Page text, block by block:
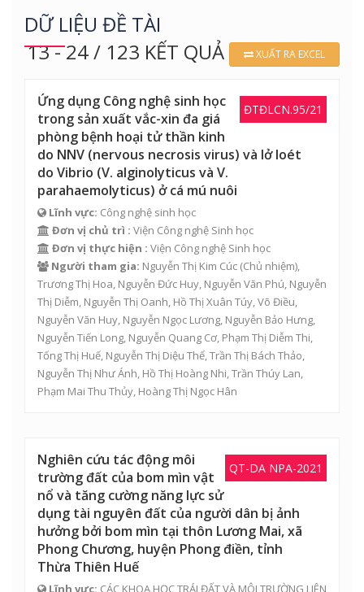
DỮ LIỆU ĐỀ TÀI
13 - 24 / 123 KẾT QUẢ
XUẤT RA EXCEL
ĐTĐLCN.95/21
Ứng dụng Công nghệ sinh học
trong sản xuất vắc-xin đa giá
phòng bệnh hoại tử thần kinh
do NNV (nervous necrosis virus) và lở loét
do Vibrio (V. alginolyticus và V.
parahaemolyticus) ở cá mú nuôi
Lĩnh vực: Công nghệ sinh học
Đơn vị chủ trì : Viện Công nghệ Sinh học
Đơn vị thực hiện : Viện Công nghệ Sinh học
Người tham gia: Nguyễn Thị Kim Cúc (Chủ nhiệm),
Trương Thị Hoa, Nguyễn Đức Huy, Nguyễn Văn Phú, Nguyễn
Thị Diễm, Nguyễn Thị Oanh, Hồ Thị Xuân Túy,Võ Điều,
Nguyễn Văn Huy, Nguyễn Ngọc Lương, Nguyễn Bảo Hưng,
Nguyễn Tiến Long, Nguyễn Quang Cơ, Phạm Thị Diễm Thi,
Tống Thị Huế, Nguyễn Thị Diệu Thể,Trần Thị Bách Thảo,
Nguyễn Thị Như Ánh, Hồ Thị Hoàng Nhi,Trần Thúy Lan,
Phạm Mai Thu Thủy, Hoàng Thị Ngọc Hân
QT-DA NPA-2021
Nghiên cứu tác động môi
trường đất của bom mìn vật
nổ và tăng cường năng lực sử
dụng tài nguyên đất của người dân bị ảnh
hưởng bởi bom mìn tại thôn Lương Mai, xã
Phong Chương, huyện Phong điền, tỉnh
Thừa Thiên Huế
Lĩnh vực: CÁC KHOA HỌC TRÁI ĐẤT VÀ MÔI TRƯỜNG LIÊN